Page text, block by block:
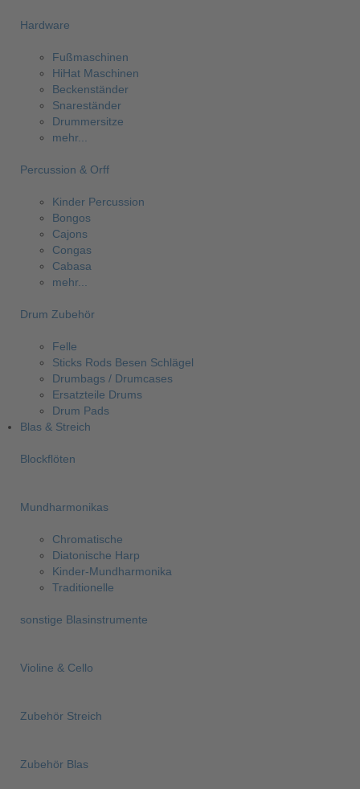
Hardware
Fußmaschinen
HiHat Maschinen
Beckenständer
Snareständer
Drummersitze
mehr...
Percussion & Orff
Kinder Percussion
Bongos
Cajons
Congas
Cabasa
mehr...
Drum Zubehör
Felle
Sticks Rods Besen Schlägel
Drumbags / Drumcases
Ersatzteile Drums
Drum Pads
Blas & Streich
Blockflöten
Mundharmonikas
Chromatische
Diatonische Harp
Kinder-Mundharmonika
Traditionelle
sonstige Blasinstrumente
Violine & Cello
Zubehör Streich
Zubehör Blas